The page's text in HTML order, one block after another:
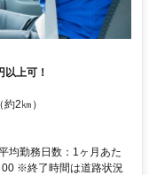
上可！
2㎞）
均勤務日数：1ヶ月あた
※終了時間は道路状況